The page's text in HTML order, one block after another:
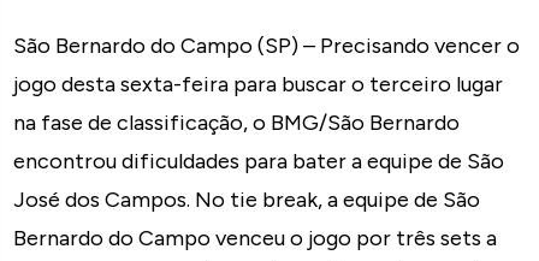
São Bernardo do Campo (SP) – Precisando vencer o
jogo desta sexta-feira para buscar o terceiro lugar
na fase de classificação, o BMG/São Bernardo
encontrou dificuldades para bater a equipe de São
José dos Campos. No tie break, a equipe de São
Bernardo do Campo venceu o jogo por três sets a